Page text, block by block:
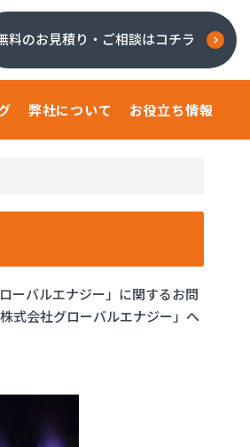
料のお見積り・ご相談はコチラ
弊社について お役立ち情報
ーバルエナジー」に関するお問
式会社グローバルエナジー」へ